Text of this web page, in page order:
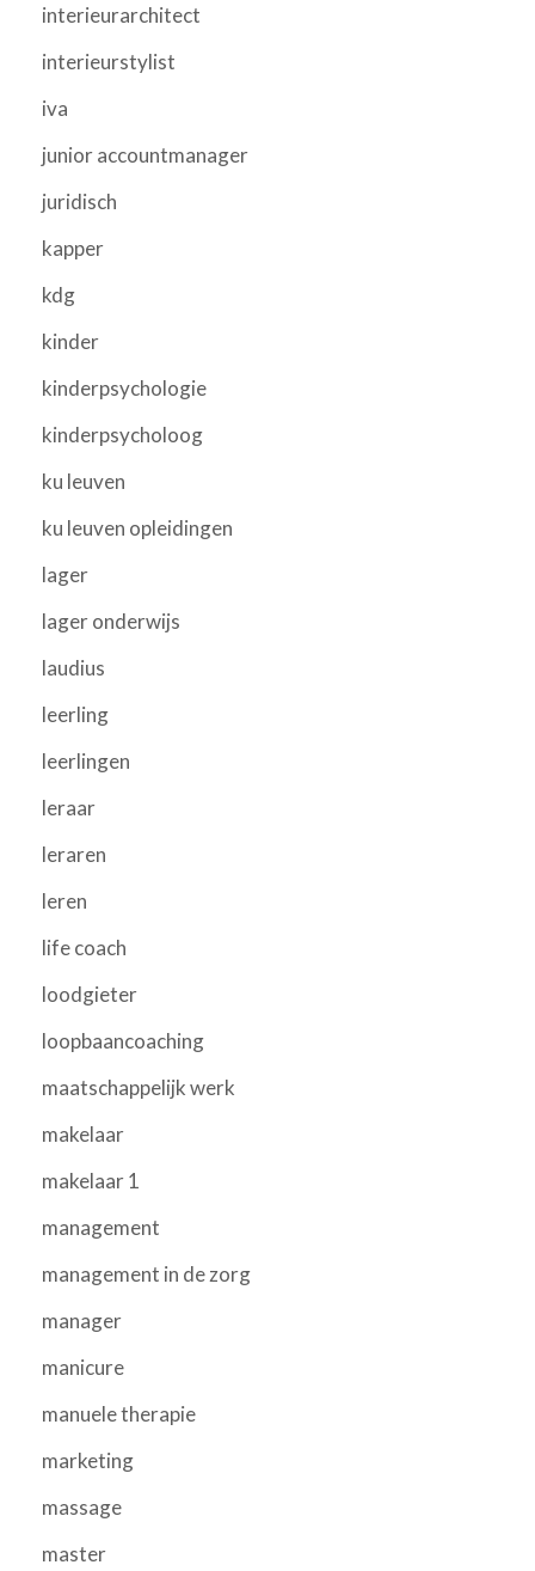
interieurarchitect
interieurstylist
iva
junior accountmanager
juridisch
kapper
kdg
kinder
kinderpsychologie
kinderpsycholoog
ku leuven
ku leuven opleidingen
lager
lager onderwijs
laudius
leerling
leerlingen
leraar
leraren
leren
life coach
loodgieter
loopbaancoaching
maatschappelijk werk
makelaar
makelaar 1
management
management in de zorg
manager
manicure
manuele therapie
marketing
massage
master